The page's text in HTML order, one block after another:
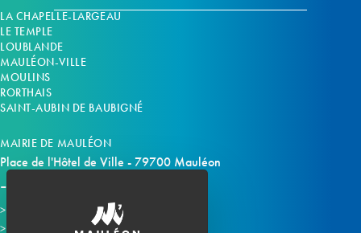
LA CHAPELLE-LARGEAU
LE TEMPLE
LOUBLANDE
MAULÉON-VILLE
MOULINS
RORTHAIS
SAINT-AUBIN DE BAUBIGNÉ
MAIRIE DE MAULÉON
Place de l'Hôtel de Ville - 79700 Mauléon
Horaires d'ouverture
Contacter la mairie